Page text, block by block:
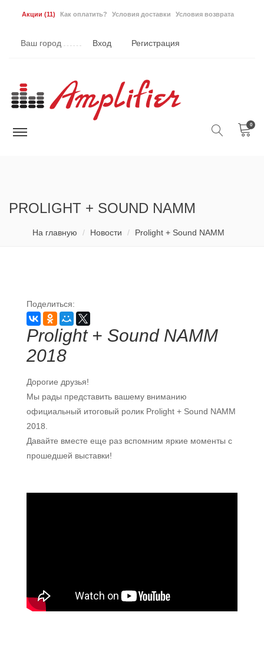
Акции (11) Как оплатить? Условия доставки Условия возврата
Ваш город Вход Регистрация
0
PROLIGHT + SOUND NAMM
На главную Новости Prolight + Sound NAMM
Поделиться:
Prolight + Sound NAMM
2018
Дорогие друзья!
Мы рады представить вашему вниманию
официальный итоговый ролик Prolight + Sound NAMM
2018.
Давайте вместе еще раз вспомним яркие моменты с
прошедшей выставки!